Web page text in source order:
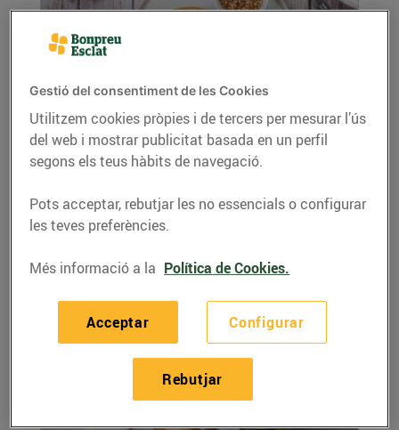
Coca de pernil i brie
08/de novembre/2022
coca: 250 grams de farina panificable 5
grams...
LLEGIR MÉS
Gestió del consentiment de les Cookies
Utilitzem cookies pròpies i de tercers per mesurar l’ús
del web i mostrar publicitat basada en un perfil
segons els teus hàbits de navegació.
Pots acceptar, rebutjar les no essencials o configurar
les teves preferències.
Més informació a la Política de Cookies.
Configurar
Rebutjar
Acceptar